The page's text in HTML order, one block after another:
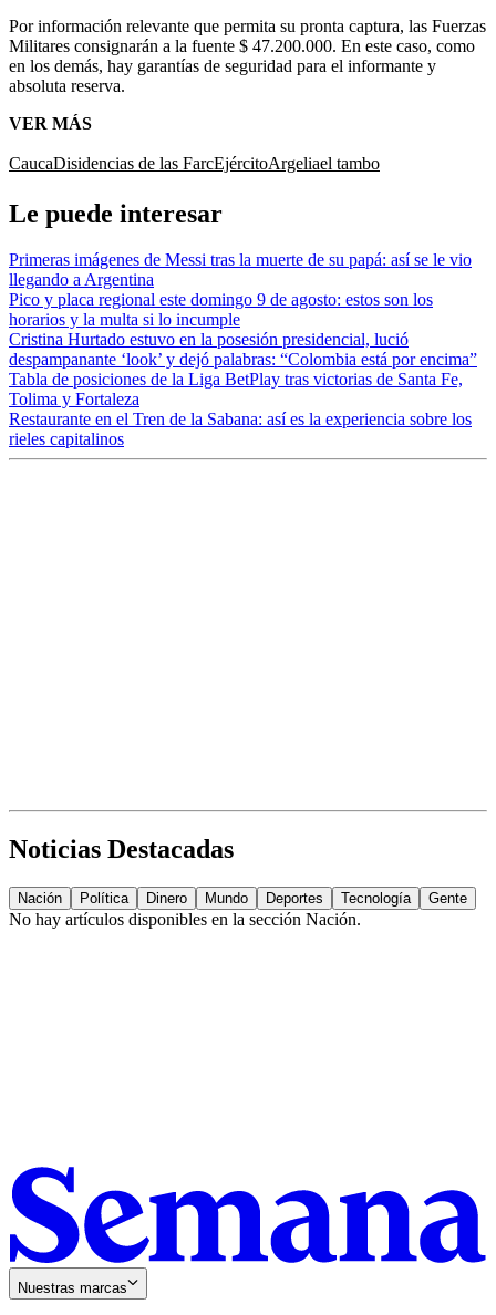
Por información relevante que permita su pronta captura, las Fuerzas
Militares consignarán a la fuente $ 47.200.000. En este caso, como
en los demás, hay garantías de seguridad para el informante y
absoluta reserva.
VER MÁS
CaucaDisidencias de las FarcEjércitoArgeliael tambo
Le puede interesar
Primeras imágenes de Messi tras la muerte de su papá: así se le vio
llegando a Argentina
Pico y placa regional este domingo 9 de agosto: estos son los
horarios y la multa si lo incumple
Cristina Hurtado estuvo en la posesión presidencial, lució
despampanante ‘look’ y dejó palabras: “Colombia está por encima”
Tabla de posiciones de la Liga BetPlay tras victorias de Santa Fe,
Tolima y Fortaleza
Restaurante en el Tren de la Sabana: así es la experiencia sobre los
rieles capitalinos
Noticias Destacadas
Nación Política Dinero Mundo Deportes Tecnología Gente
No hay artículos disponibles en la sección Nación.
Nuestras marcas